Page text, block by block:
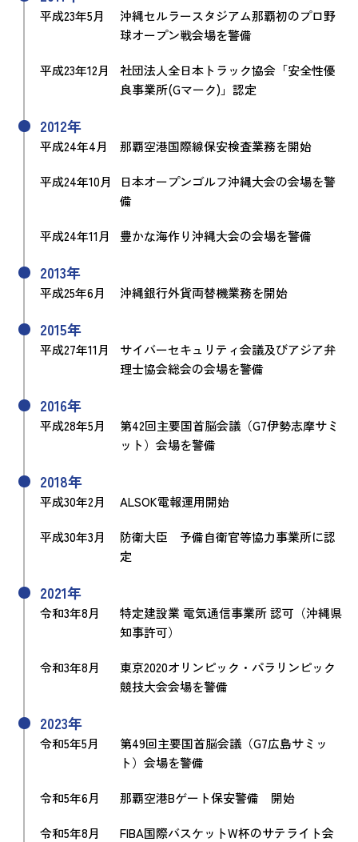
平成23年5月
沖縄セルラースタジアム那覇初のプロ野
球オープン戦会場を警備
平成23年12月
社団法人全日本トラック協会「安全性優
良事業所(Gマーク)」認定
2012年
平成24年4月 那覇空港国際線保安検査業務を開始
平成24年10月
日本オープンゴルフ沖縄大会の会場を警
備
平成24年11月 豊かな海作り沖縄大会の会場を警備
2013年
平成25年6月 沖縄銀行外貨両替機業務を開始
2015年
平成27年11月
サイバーセキュリティ会議及びアジア弁
理士協会総会の会場を警備
2016年
平成28年5月
第42回主要国首脳会議（G7伊勢志摩サミ
ット）会場を警備
2018年
平成30年2月 ALSOK電報運用開始
平成30年3月
防衛大臣 予備自衛官等協力事業所に認
定
2021年
令和3年8月
特定建設業 電気通信事業所 認可（沖縄県
知事許可）
令和3年8月
東京2020オリンピック・パラリンピック
競技大会会場を警備
2023年
令和5年5月
第49回主要国首脳会議（G7広島サミッ
ト）会場を警備
令和5年6月 那覇空港Bゲート保安警備 開始
令和5年8月
FIBA国際バスケットW杯のサテライト会